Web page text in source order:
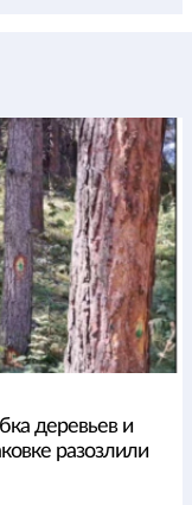
деревьев и
разозлили